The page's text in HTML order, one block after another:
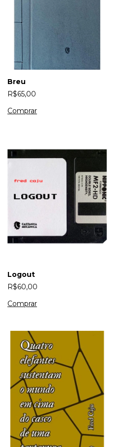
Breu
R$65,00
Logout
R$60,00